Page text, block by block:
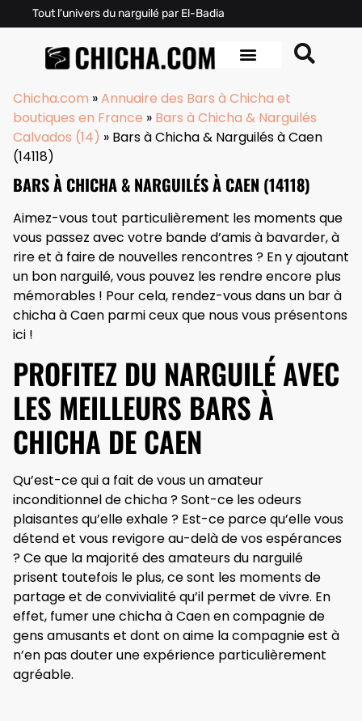
Tout l'univers du narguilé par El-Badia
Chicha.com »Annuaire des Bars à Chicha et
boutiques en France » Bars à Chicha & Narguilés
Calvados (14) » Bars à Chicha & Narguilés à Caen
(14118)
BARS À CHICHA & NARGUILÉS À CAEN (14118)
Aimez-vous tout particulièrement les moments que
vous passez avec votre bande d’amis à bavarder, à
rire et à faire de nouvelles rencontres ? En y ajoutant
un bon narguilé, vous pouvez les rendre encore plus
mémorables ! Pour cela, rendez-vous dans un bar à
chicha à Caen parmi ceux que nous vous présentons
ici !
PROFITEZ DU NARGUILÉ AVEC
LES MEILLEURS BARS À
CHICHA DE CAEN
Qu’est-ce qui a fait de vous un amateur
inconditionnel de chicha ? Sont-ce les odeurs
plaisantes qu’elle exhale ? Est-ce parce qu’elle vous
détend et vous revigore au-delà de vos espérances
? Ce que la majorité des amateurs du narguilé
prisent toutefois le plus, ce sont les moments de
partage et de convivialité qu’il permet de vivre. En
effet, fumer une chicha à Caen en compagnie de
gens amusants et dont on aime la compagnie est à
n’en pas douter une expérience particulièrement
agréable.